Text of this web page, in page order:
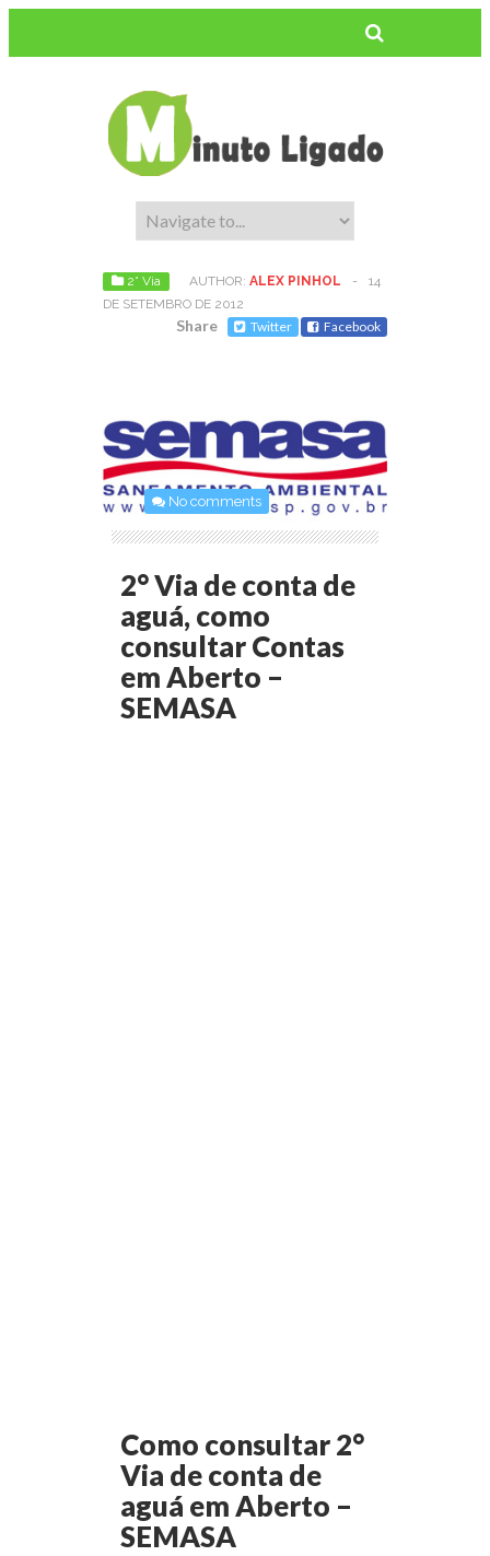
2° Via AUTHOR: ALEX PINHOL -
14
DE SETEMBRO DE 2012
Share Twitter Facebook
No comments
2° Via de conta de
aguá, como
consultar Contas
em Aberto –
SEMASA
Como consultar 2°
Via de conta de
aguá em Aberto –
SEMASA